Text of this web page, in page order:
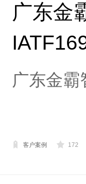
广东金
广东金
客户案例 172